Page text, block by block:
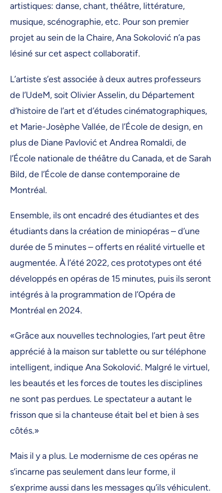
artistiques: danse, chant, théâtre, littérature,
musique, scénographie, etc. Pour son premier
projet au sein de la Chaire, Ana Sokolović n’a pas
lésiné sur cet aspect collaboratif.
L’artiste s’est associée à deux autres professeurs
de l’UdeM, soit Olivier Asselin, du Département
d’histoire de l’art et d’études cinématographiques,
et Marie-Josèphe Vallée, de l’École de design, en
plus de Diane Pavlović et Andrea Romaldi, de
l’École nationale de théâtre du Canada, et de Sarah
Bild, de l’École de danse contemporaine de
Montréal.
Ensemble, ils ont encadré des étudiantes et des
étudiants dans la création de miniopéras – d’une
durée de 5 minutes – offerts en réalité virtuelle et
augmentée. À l’été 2022, ces prototypes ont été
développés en opéras de 15 minutes, puis ils seront
intégrés à la programmation de l’Opéra de
Montréal en 2024.
«Grâce aux nouvelles technologies, l’art peut être
apprécié à la maison sur tablette ou sur téléphone
intelligent, indique Ana Sokolović. Malgré le virtuel,
les beautés et les forces de toutes les disciplines
ne sont pas perdues. Le spectateur a autant le
frisson que si la chanteuse était bel et bien à ses
côtés.»
Mais il y a plus. Le modernisme de ces opéras ne
s’incarne pas seulement dans leur forme, il
s’exprime aussi dans les messages qu’ils véhiculent.